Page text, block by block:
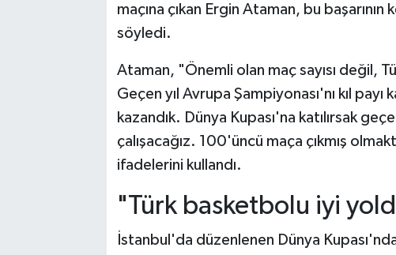
maçına çıkan Ergin Ataman, bu
söyledi.
Ataman, "Önemli olan maç sayısı değil,
Geçen yıl Avrupa Şampiyonası'nı kıl
kazandık. Dünya Kupası'na katılırsak
çalışacağız. 100'üncü maça çıkmış
ifadelerini kullandı.
"Türk basketbolu iyi
İstanbul'da düzenlenen Dünya